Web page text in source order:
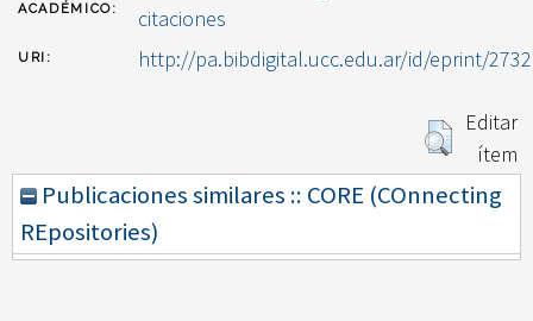
ACADÉMICO:
citaciones
URI: http://pa.bibdigital.ucc.edu.ar/id/eprint/2732
Editar
ítem
Publicaciones similares :: CORE (COnnecting
REpositories)